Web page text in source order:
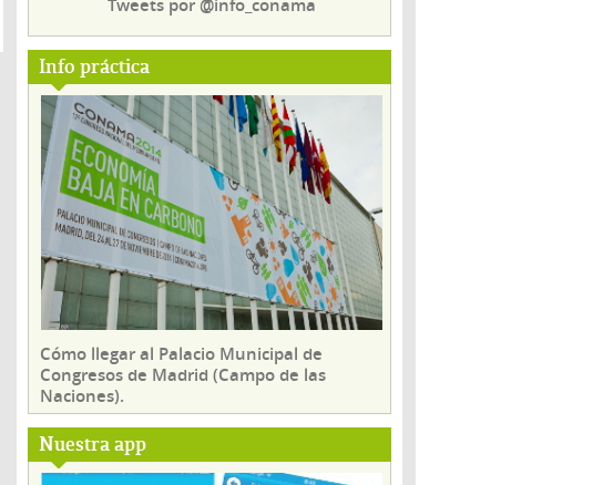
Info práctica
Cómo llegar al Palacio Municipal de
Congresos de Madrid (Campo de las
Naciones).
Nuestra app